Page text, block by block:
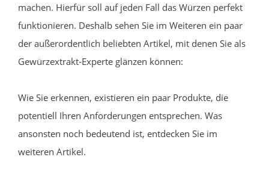
machen. Hierfür soll auf jeden Fall das Würzen perfekt
funktionieren. Deshalb sehen Sie im Weiteren ein paar
der außerordentlich beliebten Artikel, mit denen Sie als
Gewürzextrakt-Experte glänzen können:
Wie Sie erkennen, existieren ein paar Produkte, die
potentiell Ihren Anforderungen entsprechen. Was
ansonsten noch bedeutend ist, entdecken Sie im
weiteren Artikel.